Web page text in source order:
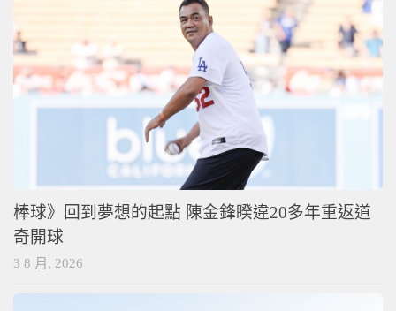
棒球》回到夢想的起點 陳金鋒睽違20多年重返道
奇開球
3 8 月, 2026